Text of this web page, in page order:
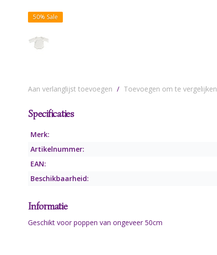
50% Sale
Aan verlanglijst toevoegen / Toevoegen om te vergelijken
Specificaties
Merk:
Artikelnummer:
EAN:
Beschikbaarheid:
Informatie
Geschikt voor poppen van ongeveer 50cm